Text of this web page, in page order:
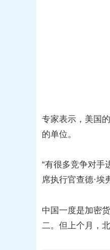
专家表示，美国
的单位。
“有很多竞争对手
席执行官查德·埃
中国一度是加密
二。但上个月，